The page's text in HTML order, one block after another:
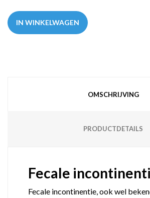
IN WINKELWAGEN
OMSCHRIJVING
PRODUCTDETAILS
Fecale
Fecale incontinentie, ook wel